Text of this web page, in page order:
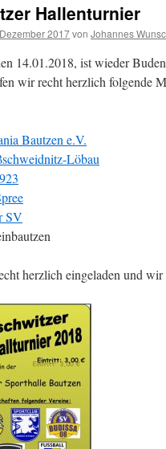
Hallenturnier
2017von Johannes
14.01.2018, ist wieder
wir recht herzlich folgende
Bautzen e.V.
Löbau
SV
herzlich eingeladen und